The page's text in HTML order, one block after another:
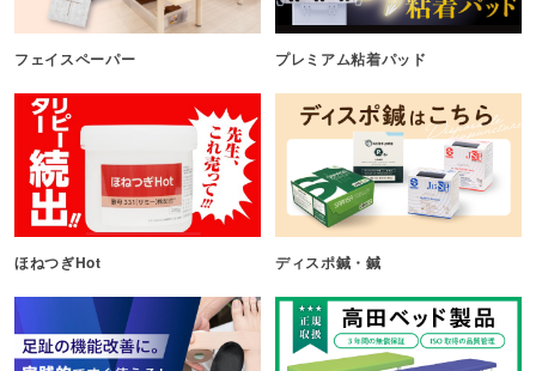
フェイスペーパー プレミアム粘着パッド
ほねつぎHot ディスポ鍼・鍼